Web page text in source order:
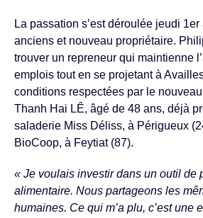
La passation s’est déroulée jeudi
anciens et nouveau propriétaire.
trouver un repreneur qui maintienne
emplois tout en se projetant à
conditions respectées par le
Thanh Hai LÊ, âgé de 48 ans, déjà
saladerie Miss Déliss, à Périgueux
BioCoop, à Feytiat (87).
« Je voulais investir dans un outil de
alimentaire. Nous partageons les
humaines. Ce qui m’a plu, c’est une